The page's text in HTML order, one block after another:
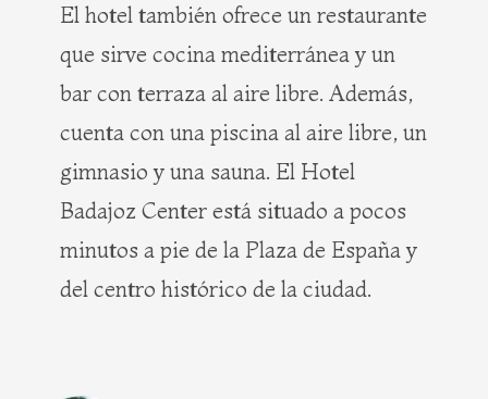
El hotel también ofrece un restaurante
que sirve cocina mediterránea y un
bar con terraza al aire libre. Además,
cuenta con una piscina al aire libre, un
gimnasio y una sauna. El Hotel
Badajoz Center está situado a pocos
minutos a pie de la Plaza de España y
del centro histórico de la ciudad.